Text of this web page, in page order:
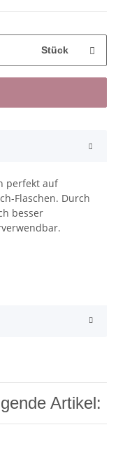
Stück
perfekt auf
Flaschen. Durch
besser
Artikel: